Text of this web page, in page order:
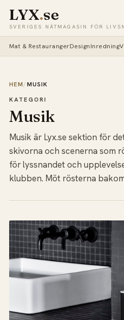
LYX.se
SVERIGES NÄTMAGASIN FÖR
Mat & RestaurangerDesignInredning
HEM / MUSIK
KATEGORI
Musik
Musik är Lyx.se sektion för
skivorna och scenerna som
för lyssnandet och
klubben. Möt rösterna